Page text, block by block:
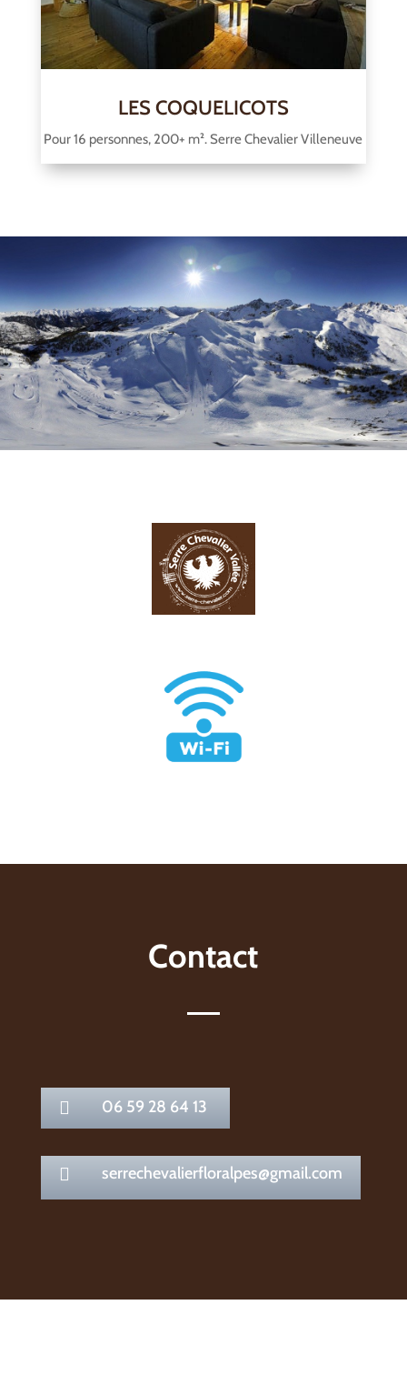
LES COQUELICOTS
Pour 16 personnes, 200+ m². Serre Chevalier Villeneuve
Contact
 06 59 28 64 13
 serrechevalierfloralpes@gmail.com